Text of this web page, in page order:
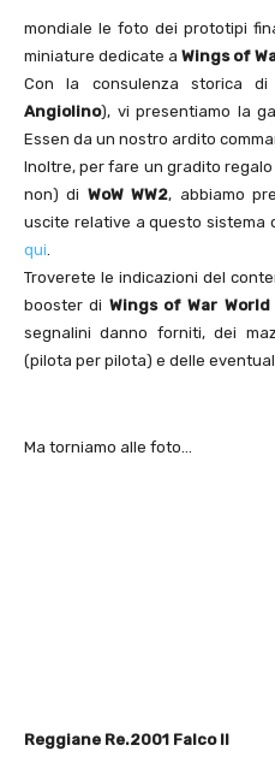
mondiale le foto dei prototipi
miniature dedicate a Wings of
Con la consulenza storica di
Angiolino), vi presentiamo la
Essen da un nostro ardito
Inoltre, per fare un gradito
non) di WoW WW2, abbiamo
uscite relative a questo sistema
qui.
Troverete le indicazioni del
booster di Wings of War World
segnalini danno forniti, dei
(pilota per pilota) e delle
Ma torniamo alle foto…
Reggiane Re.2001 Falco II